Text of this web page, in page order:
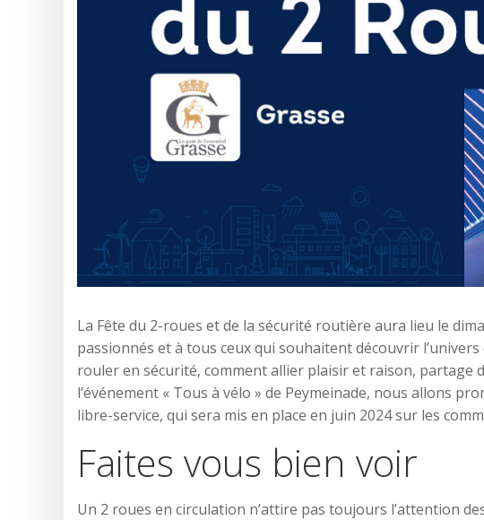
La Fête du 2-roues et de la sécurité routière aura lieu le
passionnés et à tous ceux qui souhaitent découvrir
rouler en sécurité, comment allier plaisir et raison, partage
l’événement « Tous à vélo » de Peymeinade, nous allons
libre-service, qui sera mis en place en juin 2024 sur les
Faites vous bien voir
Un 2 roues en circulation n’attire pas toujours l’attention